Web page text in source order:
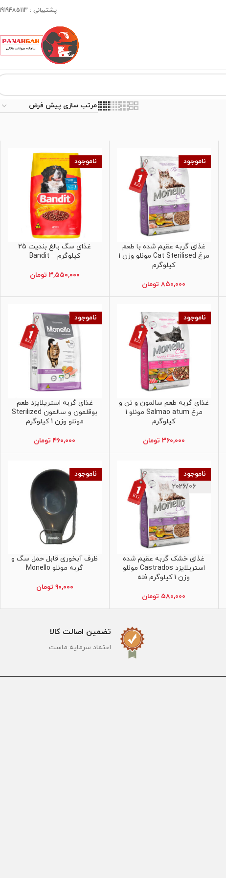
پشتیبانی : 09919485113
ناموجود
اطلاعات بیشتر
غذای گربه عقیم شده با طعم
مرغ Cat Sterilised مونلو وزن 1
کیلوگرم
۸۵۰,۰۰۰ تومان
ناموجود
اطلاعات بیشتر
غذای سگ بالغ بندیت 25
کیلوگرم – Bandit
۳,۵۵۰,۰۰۰ تومان
ناموجود
اطلاعات بیشتر
غذای گربه طعم سالمون و تن و
مرغ Salmao atum مونلو 1
کیلوگرم
۳۶۰,۰۰۰ تومان
ناموجود
اطلاعات بیشتر
غذای گربه استریلایزد طعم
بوقلمون و سالمون Sterilized
مونلو وزن 1 کیلوگرم
۴۶۰,۰۰۰ تومان
ناموجود
2026/06
اطلاعات بیشتر
غذای خشک گربه عقیم شده
استریلایزد Castrados مونلو
وزن 1 کیلوگرم فله
۵۸۰,۰۰۰ تومان
ناموجود
اطلاعات بیشتر
ظرف آبخوری قابل حمل سگ و
گربه مونلو Monello
۹۰,۰۰۰ تومان
تضمین اصالت کالا
اعتماد سرمایه ماست